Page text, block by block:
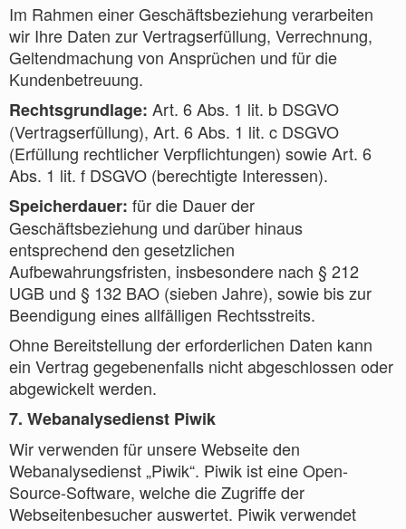
Im Rahmen einer Geschäftsbeziehung verarbeiten
wir Ihre Daten zur Vertragserfüllung, Verrechnung,
Geltendmachung von Ansprüchen und für die
Kundenbetreuung.
Rechtsgrundlage: Art. 6 Abs. 1 lit. b DSGVO
(Vertragserfüllung), Art. 6 Abs. 1 lit. c DSGVO
(Erfüllung rechtlicher Verpflichtungen) sowie Art. 6
Abs. 1 lit. f DSGVO (berechtigte Interessen).
Speicherdauer: für die Dauer der
Geschäftsbeziehung und darüber hinaus
entsprechend den gesetzlichen
Aufbewahrungsfristen, insbesondere nach § 212
UGB und § 132 BAO (sieben Jahre), sowie bis zur
Beendigung eines allfälligen Rechtsstreits.
Ohne Bereitstellung der erforderlichen Daten kann
ein Vertrag gegebenenfalls nicht abgeschlossen oder
abgewickelt werden.
7. Webanalysedienst Piwik
Wir verwenden für unsere Webseite den
Webanalysedienst „Piwik“. Piwik ist eine Open-
Source-Software, welche die Zugriffe der
Webseitenbesucher auswertet. Piwik verwendet